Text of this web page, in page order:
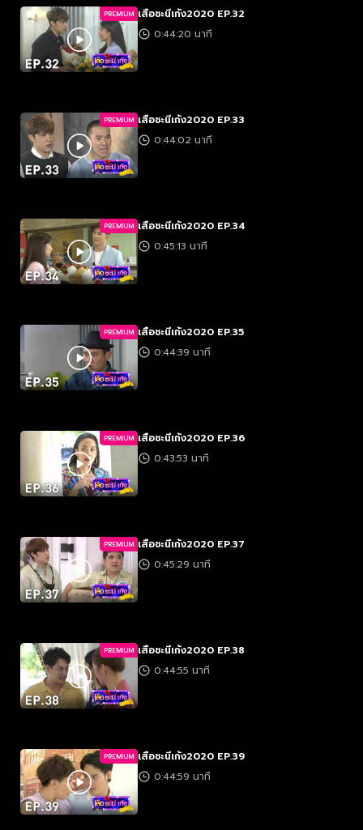
PREMIUM เสือชะนีเก้ง2020 EP.32
0:44:20 นาที
PREMIUM เสือชะนีเก้ง2020 EP.33
0:44:02 นาที
PREMIUM เสือชะนีเก้ง2020 EP.34
0:45:13 นาที
PREMIUM เสือชะนีเก้ง2020 EP.35
0:44:39 นาที
PREMIUM เสือชะนีเก้ง2020 EP.36
0:43:53 นาที
PREMIUM เสือชะนีเก้ง2020 EP.37
0:45:29 นาที
PREMIUM เสือชะนีเก้ง2020 EP.38
0:44:55 นาที
PREMIUM เสือชะนีเก้ง2020 EP.39
0:44:59 นาที